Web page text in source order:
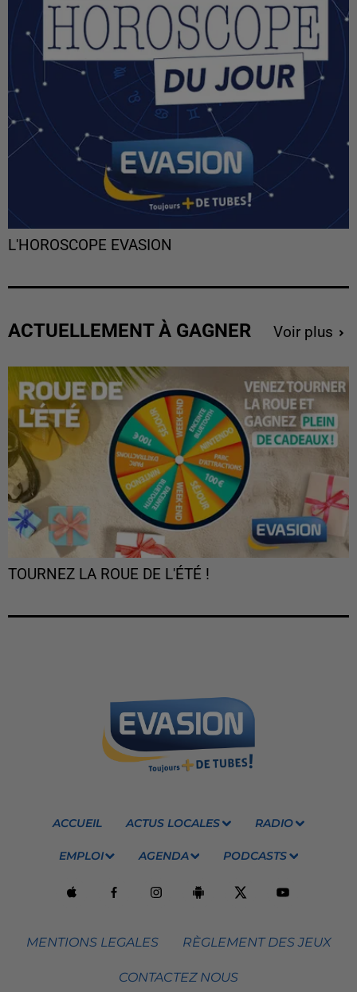
L'HOROSCOPE EVASION
ACTUELLEMENT À GAGNER Voir plus
TOURNEZ LA ROUE DE L'ÉTÉ !
ACCUEIL ACTUS LOCALES RADIO
EMPLOI AGENDA PODCASTS
MENTIONS LEGALES RÈGLEMENT DES JEUX
CONTACTEZ NOUS